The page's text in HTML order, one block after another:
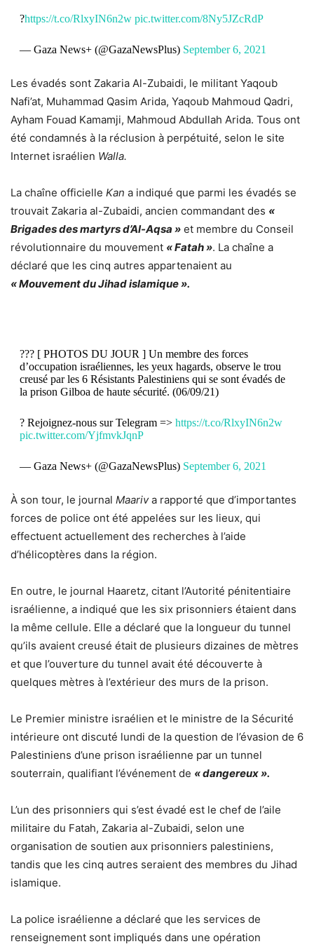
?https://t.co/RlxyIN6n2w pic.twitter.com/8Ny5JZcRdP
— Gaza News+ (@GazaNewsPlus) September 6, 2021
Les évadés sont Zakaria Al-Zubaidi, le militant Yaqoub
Nafi’at, Muhammad Qasim Arida, Yaqoub Mahmoud Qadri,
Ayham Fouad Kamamji, Mahmoud Abdullah Arida. Tous ont
été condamnés à la réclusion à perpétuité, selon le site
Internet israélien Walla.
La chaîne officielle Kan a indiqué que parmi les évadés se
trouvait Zakaria al-Zubaidi, ancien commandant des «
Brigades des martyrs d’Al-Aqsa » et membre du Conseil
révolutionnaire du mouvement « Fatah ». La chaîne a
déclaré que les cinq autres appartenaient au
« Mouvement du Jihad islamique ».
??? [ PHOTOS DU JOUR ] Un membre des forces
d’occupation israéliennes, les yeux hagards, observe le trou
creusé par les 6 Résistants Palestiniens qui se sont évadés de
la prison Gilboa de haute sécurité. (06/09/21)
? Rejoignez-nous sur Telegram => https://t.co/RlxyIN6n2w
pic.twitter.com/YjfmvkJqnP
— Gaza News+ (@GazaNewsPlus) September 6, 2021
À son tour, le journal Maariva rapporté que d’importantes
forces de police ont été appelées sur les lieux, qui
effectuent actuellement des recherches à l’aide
d’hélicoptères dans la région.
En outre, le journal Haaretz, citant l’Autorité pénitentiaire
israélienne, a indiqué que les six prisonniers étaient dans
la même cellule. Elle a déclaré que la longueur du tunnel
qu’ils avaient creusé était de plusieurs dizaines de mètres
et que l’ouverture du tunnel avait été découverte à
quelques mètres à l’extérieur des murs de la prison.
Le Premier ministre israélien et le ministre de la Sécurité
intérieure ont discuté lundi de la question de l’évasion de 6
Palestiniens d’une prison israélienne par un tunnel
souterrain, qualifiant l’événement de « dangereux ».
L’un des prisonniers qui s’est évadé est le chef de l’aile
militaire du Fatah, Zakaria al-Zubaidi, selon une
organisation de soutien aux prisonniers palestiniens,
tandis que les cinq autres seraient des membres du Jihad
islamique.
La police israélienne a déclaré que les services de
renseignement sont impliqués dans une opération